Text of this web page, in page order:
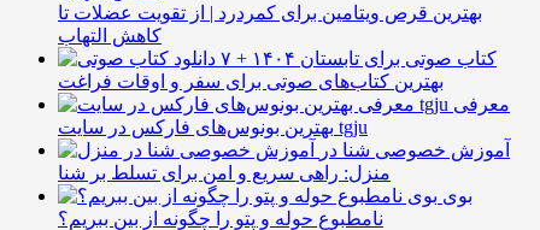
بهترین قرص ویتامین برای کمردرد | از تقویت عضلات تا
کاهش التهاب
۷ کتاب صوتی برای تابستان ۱۴۰۴ +
بهترین کتاب‌های صوتی برای سفر و اوقات فراغت
معرفی
بهترین بونوس‌های فارکس در سایت tgju
آموزش خصوصی شنا در
منزل: راهی سریع و امن برای تسلط بر شنا
بوی
نامطبوع حوله و پتو را چگونه از بین ببریم؟